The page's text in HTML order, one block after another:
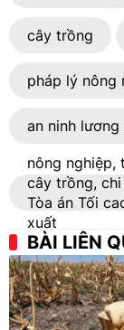
cây trồng
pháp lý nông
an ninh lương
nông nghiệp,
cây trồng,
Tòa án Tối
xuất
BÀI LIÊN